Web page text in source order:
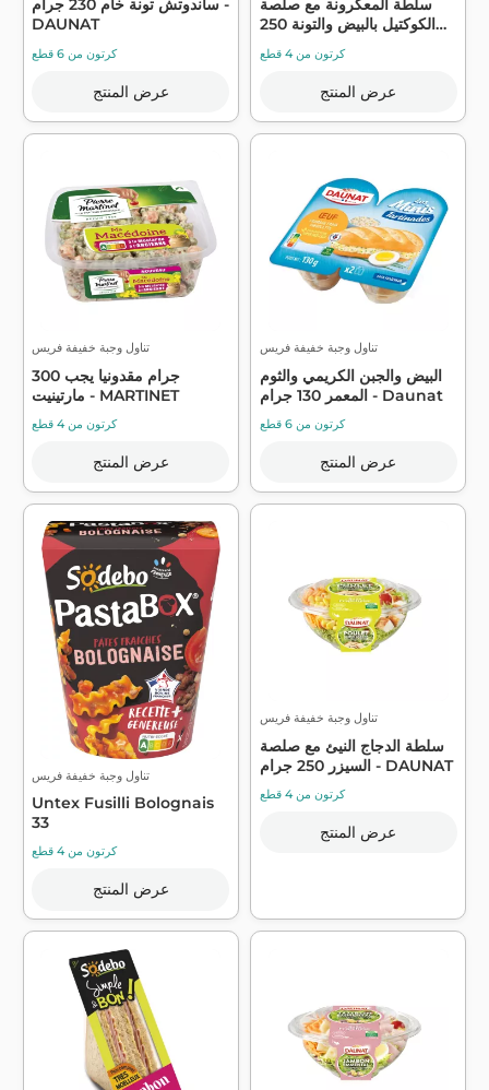
ساندوتش تونة خام 230 جرام -
DAUNAT
كرتون من 6 قطع
عرض المنتج
سلطة المعكرونة مع صلصة
الكوكتيل بالبيض والتونة 250
كرتون من 4 قطع
عرض المنتج
تناول وجبة خفيفة فريس
300 جرام مقدونيا يجب
مارتينيت - MARTINET
كرتون من 4 قطع
عرض المنتج
تناول وجبة خفيفة فريس
البيض والجبن الكريمي والثوم
المعمر 130 جرام - Daunat
كرتون من 6 قطع
عرض المنتج
تناول وجبة خفيفة فريس
Untex Fusilli Bolognais
33
كرتون من 4 قطع
عرض المنتج
تناول وجبة خفيفة فريس
سلطة الدجاج النيئ مع صلصة
السيزر 250 جرام - DAUNAT
كرتون من 4 قطع
عرض المنتج